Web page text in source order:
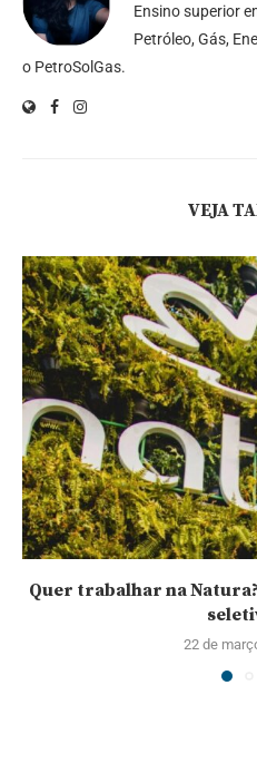
Ensino superior
Petróleo, Gás,
o PetroSolGas.
VEJA
Quer trabalhar na
22 de